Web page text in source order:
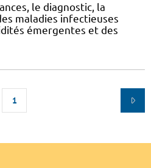
le diagnostic, la
maladies infectieuses
émergentes et des
1